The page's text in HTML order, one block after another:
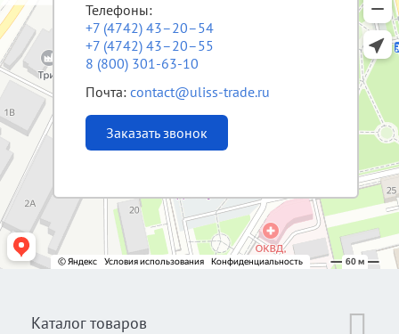
Телефоны:
+7 (4742) 43–20–54
+7 (4742) 43–20–55
8 (800) 301-63-10
Почта:contact@uliss-trade.ru
Заказать звонок
Каталог товаров